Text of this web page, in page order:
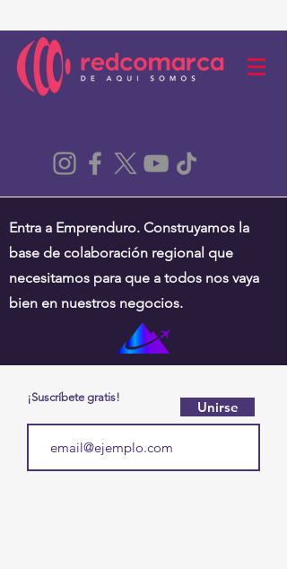
Entra a Emprenduro. Construyamos la
base de colaboración regional que
necesitamos para que a todos nos vaya
bien en nuestros negocios.
¡Suscríbete gratis!
Unirse